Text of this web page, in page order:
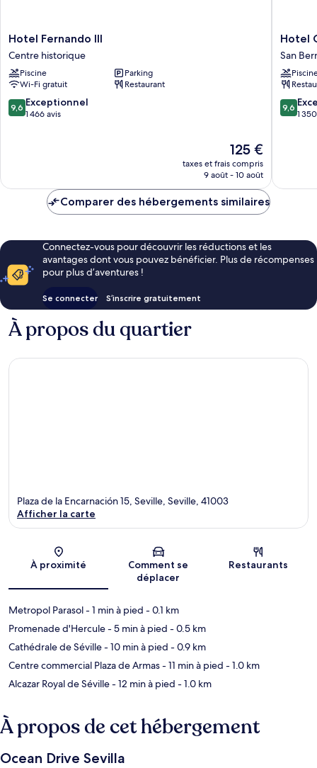
Hotel
Fernando
III
Centre
historique
Hotel Fernando III
Centre historique
Piscine
Parking
Wi-Fi gratuit
Restaurant
9.6
sur
9,6 Exceptionnel
1 466 avis
Le
nouveau
prix
de
125 €
taxes et frais compris
9 août - 10 août
Hotel
Giralda
Center
San
Hotel
San
9.6
sur
9,6
1
Comparer des hébergements similaires
Connectez-vous pour découvrir les réductions et les
avantages dont vous pouvez bénéficier. Plus de récompenses
pour plus d’aventures !
Se connecter S’inscrire gratuitement
À propos du quartier
Carte
Plaza de la Encarnación 15, Seville, Seville, 41003
Afficher la carte
À proximité
Comment se
déplacer
Restaurants
Metropol Parasol- 1 min à pied - 0.1 km
Promenade d'Hercule- 5 min à pied - 0.5 km
Cathédrale de Séville- 10 min à pied - 0.9 km
Centre commercial Plaza de Armas- 11 min à pied - 1.0 km
Alcazar Royal de Séville- 12 min à pied - 1.0 km
À propos de cet hébergement
Ocean Drive Sevilla